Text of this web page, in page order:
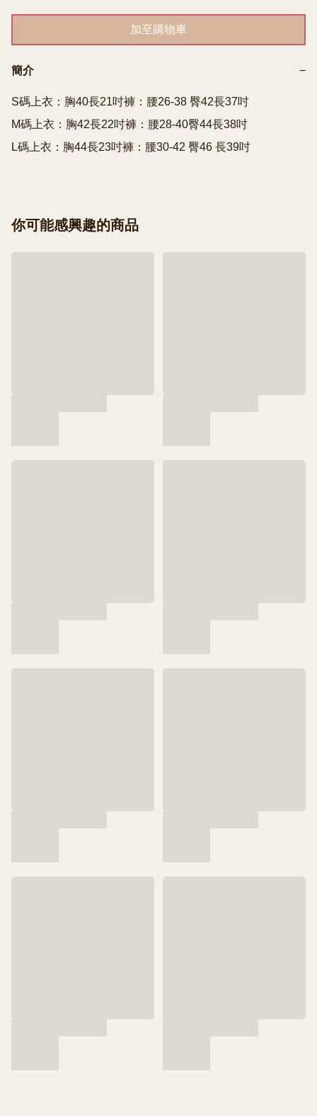
加至購物車
簡介 −
S碼上衣：胸40長21吋褲：腰26-38 臀42長37吋
M碼上衣：胸42長22吋褲：腰28-40臀44長38吋
L碼上衣：胸44長23吋褲：腰30-42 臀46 長39吋
你可能感興趣的商品